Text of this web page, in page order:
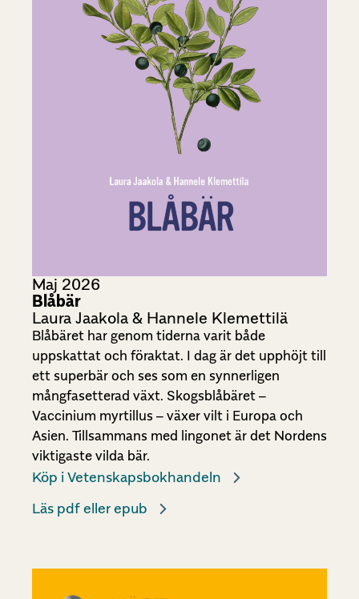
Maj 2026
Blåbär
Laura Jaakola & Hannele Klemettilä
Blåbäret har genom tiderna varit både
uppskattat och föraktat. I dag är det upphöjt till
ett superbär och ses som en synnerligen
mångfasetterad växt. Skogsblåbäret –
Vaccinium myrtillus – växer vilt i Europa och
Asien. Tillsammans med lingonet är det Nordens
viktigaste vilda bär.
Köp i Vetenskapsbokhandeln
Läs pdf eller epub